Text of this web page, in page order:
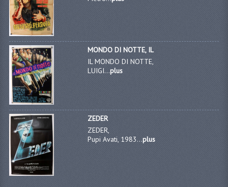
MONDO DI NOTTE, IL
IL MONDO DI NOTTE,
LUIGI...plus
ZEDER
ZEDER,
Pupi Avati, 1983...plus